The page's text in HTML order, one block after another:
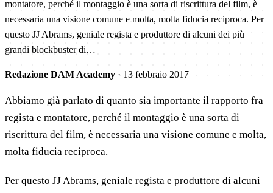
montatore, perché il montaggio è una sorta di riscrittura del film, è
necessaria una visione comune e molta, molta fiducia reciproca. Per
questo JJ Abrams, geniale regista e produttore di alcuni dei più
grandi blockbuster di…
Redazione DAM Academy · 13 febbraio 2017
Abbiamo già parlato di quanto sia importante il rapporto fra
regista e montatore, perché il montaggio è una sorta di
riscrittura del film, è necessaria una visione comune e molta,
molta fiducia reciproca.
Per questo JJ Abrams, geniale regista e produttore di alcuni